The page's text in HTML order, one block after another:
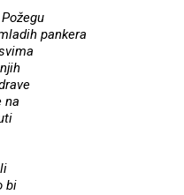
pankera
na
bi